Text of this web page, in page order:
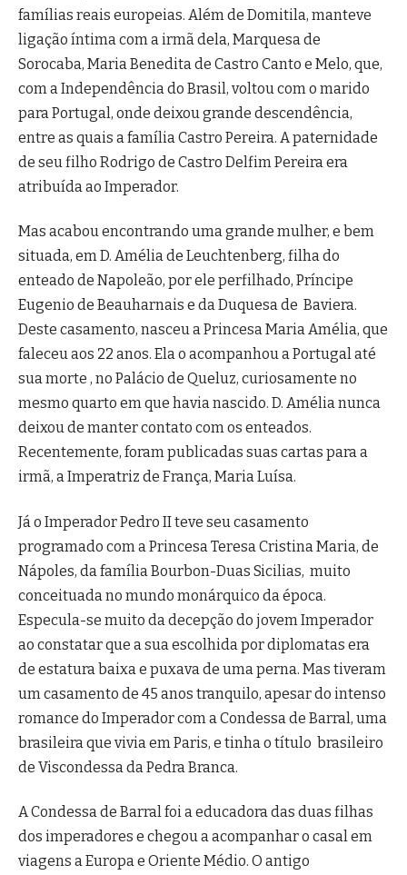
famílias reais europeias. Além de Domitila, manteve
ligação íntima com a irmã dela, Marquesa de
Sorocaba, Maria Benedita de Castro Canto e Melo, que,
com a Independência do Brasil, voltou com o marido
para Portugal, onde deixou grande descendência,
entre as quais a família Castro Pereira. A paternidade
de seu filho Rodrigo de Castro Delfim Pereira era
atribuída ao Imperador.
Mas acabou encontrando uma grande mulher, e bem
situada, em D. Amélia de Leuchtenberg, filha do
enteado de Napoleão, por ele perfilhado, Príncipe
Eugenio de Beauharnais e da Duquesa de Baviera.
Deste casamento, nasceu a Princesa Maria Amélia, que
faleceu aos 22 anos. Ela o acompanhou a Portugal até
sua morte , no Palácio de Queluz, curiosamente no
mesmo quarto em que havia nascido. D. Amélia nunca
deixou de manter contato com os enteados.
Recentemente, foram publicadas suas cartas para a
irmã, a Imperatriz de França, Maria Luísa.
Já o Imperador Pedro II teve seu casamento
programado com a Princesa Teresa Cristina Maria, de
Nápoles, da família Bourbon-Duas Sicilias, muito
conceituada no mundo monárquico da época.
Especula-se muito da decepção do jovem Imperador
ao constatar que a sua escolhida por diplomatas era
de estatura baixa e puxava de uma perna. Mas tiveram
um casamento de 45 anos tranquilo, apesar do intenso
romance do Imperador com a Condessa de Barral, uma
brasileira que vivia em Paris, e tinha o título brasileiro
de Viscondessa da Pedra Branca.
A Condessa de Barral foi a educadora das duas filhas
dos imperadores e chegou a acompanhar o casal em
viagens a Europa e Oriente Médio. O antigo